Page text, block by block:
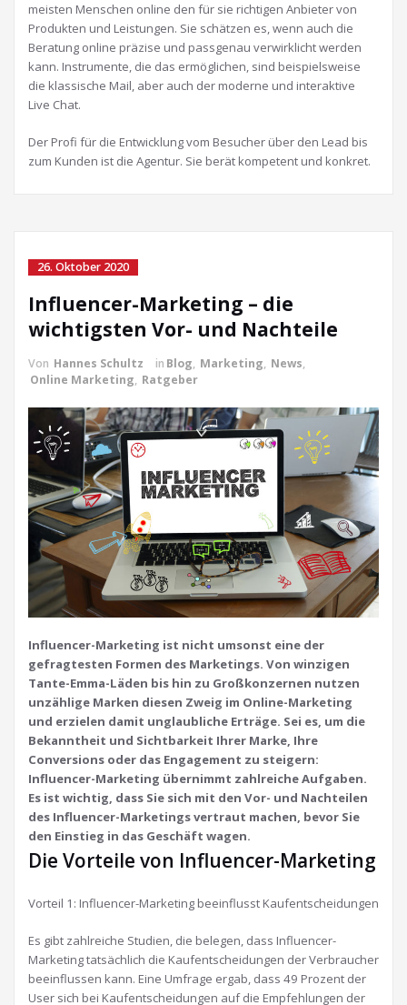
meisten Menschen online den für sie richtigen Anbieter von
Produkten und Leistungen. Sie schätzen es, wenn auch die
Beratung online präzise und passgenau verwirklicht werden
kann. Instrumente, die das ermöglichen, sind beispielsweise
die klassische Mail, aber auch der moderne und interaktive
Live Chat.
Der Profi für die Entwicklung vom Besucher über den Lead bis
zum Kunden ist die Agentur. Sie berät kompetent und konkret.
26. Oktober 2020
Influencer-Marketing – die
wichtigsten Vor- und Nachteile
Von Hannes Schultz in Blog, Marketing, News,
Online Marketing, Ratgeber
Influencer-Marketing ist nicht umsonst eine der
gefragtesten Formen des Marketings. Von winzigen
Tante-Emma-Läden bis hin zu Großkonzernen nutzen
unzählige Marken diesen Zweig im Online-Marketing
und erzielen damit unglaubliche Erträge. Sei es, um die
Bekanntheit und Sichtbarkeit Ihrer Marke, Ihre
Conversions oder das Engagement zu steigern:
Influencer-Marketing übernimmt zahlreiche Aufgaben.
Es ist wichtig, dass Sie sich mit den Vor- und Nachteilen
des Influencer-Marketings vertraut machen, bevor Sie
den Einstieg in das Geschäft wagen.
Die Vorteile von Influencer-Marketing
Vorteil 1: Influencer-Marketing beeinflusst Kaufentscheidungen
Es gibt zahlreiche Studien, die belegen, dass Influencer-
Marketing tatsächlich die Kaufentscheidungen der Verbraucher
beeinflussen kann. Eine Umfrage ergab, dass 49 Prozent der
User sich bei Kaufentscheidungen auf die Empfehlungen der